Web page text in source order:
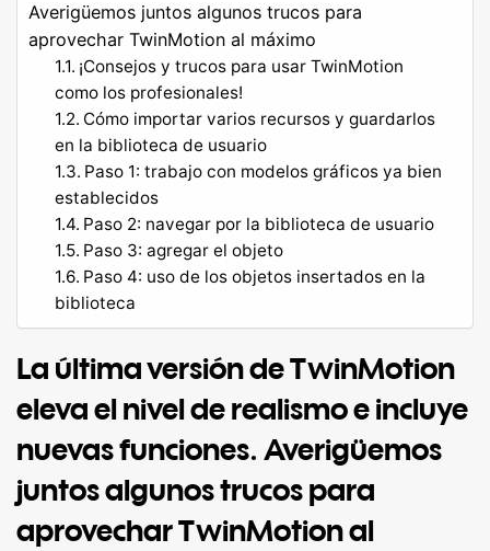
Averigüemos juntos algunos trucos para
aprovechar TwinMotion al máximo
¡Consejos y trucos para usar TwinMotion
como los profesionales!
Cómo importar varios recursos y guardarlos
en la biblioteca de usuario
Paso 1: trabajo con modelos gráficos ya bien
establecidos
Paso 2: navegar por la biblioteca de usuario
Paso 3: agregar el objeto
Paso 4: uso de los objetos insertados en la
biblioteca
La última versión de TwinMotion
eleva el nivel de realismo e incluye
nuevas funciones. Averigüemos
juntos algunos trucos para
aprovechar TwinMotion al